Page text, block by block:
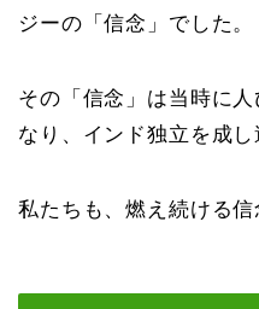
ジーの「信念」でした。
その「信念」は当時に
なり、インド独立を成し
私たちも、燃え続ける信